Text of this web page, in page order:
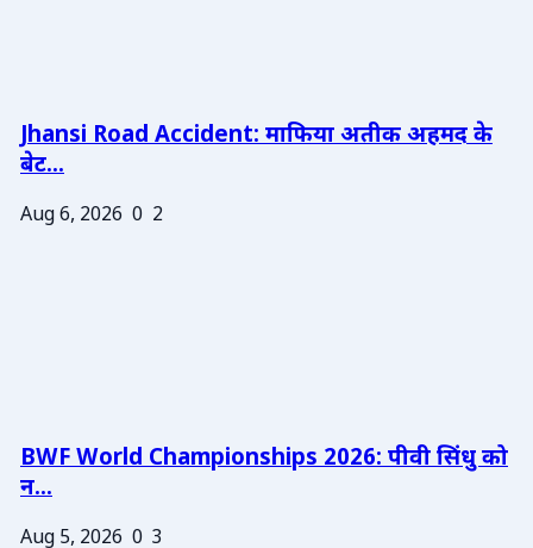
Jhansi Road Accident: माफिया अतीक अहमद के
बेट...
Aug 6, 2026 0 2
BWF World Championships 2026: पीवी सिंधु को
न...
Aug 5, 2026 0 3